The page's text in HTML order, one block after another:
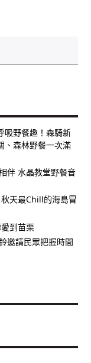
吸野餐趣！森騎新
、森林野餐一次滿
伴 水晶教堂野餐音
天最Chill的海島冒
到苗栗
邀請民眾把握時間